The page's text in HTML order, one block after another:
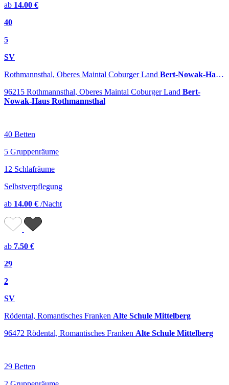
ab 14.00 €
40
5
SV
Rothmannsthal, Oberes Maintal Coburger Land Bert-Nowak-Haus Rothmannsthal
96215 Rothmannsthal, Oberes Maintal Coburger Land Bert-
Nowak-Haus Rothmannsthal
40 Betten
5 Gruppenräume
12 Schlafräume
Selbstverpflegung
ab 14.00 € /Nacht
ab 7.50 €
29
2
SV
Rödental, Romantisches Franken Alte Schule Mittelberg
96472 Rödental, Romantisches Franken Alte Schule Mittelberg
29 Betten